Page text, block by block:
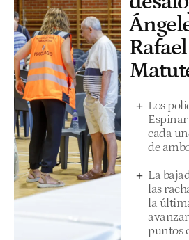
Los
cada
de
La
las
la
puntos